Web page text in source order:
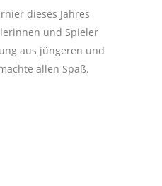
dieses Jahres
und Spieler
aus jüngeren und
allen Spaß.